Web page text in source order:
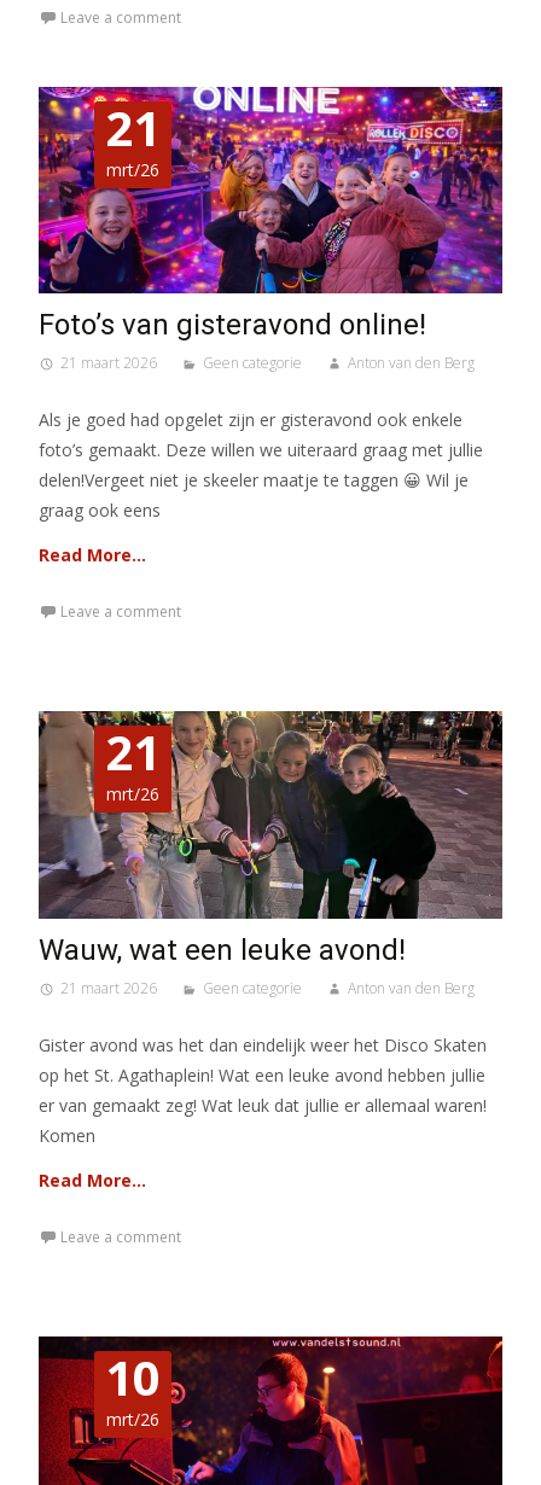
Leave a comment
21
mrt/26
Foto’s van gisteravond online!
21 maart 2026 Geen categorie Anton van den Berg
Als je goed had opgelet zijn er gisteravond ook enkele
foto’s gemaakt. Deze willen we uiteraard graag met jullie
delen!Vergeet niet je skeeler maatje te taggen 😀 Wil je
graag ook eens
Read More…
Leave a comment
21
mrt/26
Wauw, wat een leuke avond!
21 maart 2026 Geen categorie Anton van den Berg
Gister avond was het dan eindelijk weer het Disco Skaten
op het St. Agathaplein! Wat een leuke avond hebben jullie
er van gemaakt zeg! Wat leuk dat jullie er allemaal waren!
Komen
Read More…
Leave a comment
10
mrt/26